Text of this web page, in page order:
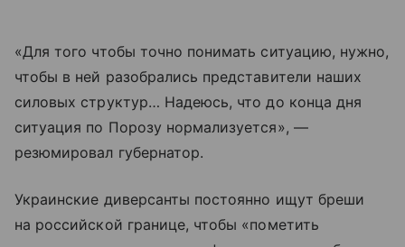
«Для того чтобы точно понимать ситуацию, нужно,
чтобы в ней разобрались представители наших
силовых структур… Надеюсь, что до конца дня
ситуация по Порозу нормализуется», —
резюмировал губернатор.
Украинские диверсанты постоянно ищут бреши
на российской границе, чтобы «пометить